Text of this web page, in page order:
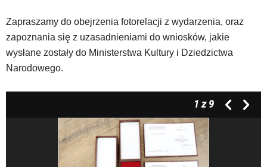
portalu
oraz
mapy
Google
osadzane
Zapraszamy do obejrzenia fotorelacji z wydarzenia, oraz
zapoznania się z uzasadnieniami do wniosków, jakie
wysłane zostały do Ministerstwa Kultury i Dziedzictwa
Narodowego.
1 z 9